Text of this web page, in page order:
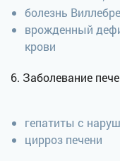
болезнь
врожденный
крови
6. Заболевание
гепатиты с
цирроз печени